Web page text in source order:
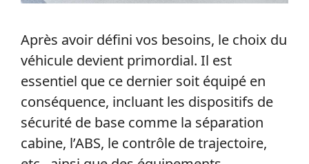
Après avoir défini vos besoins, le choix du
véhicule devient primordial. Il est
essentiel que ce dernier soit équipé en
conséquence, incluant les dispositifs de
sécurité de base comme la séparation
cabine, l’ABS, le contrôle de trajectoire,